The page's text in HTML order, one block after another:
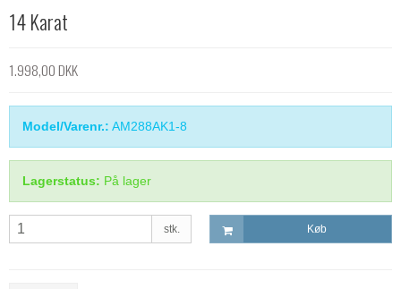
14 Karat
1.998,00 DKK
Model/Varenr.: AM288AK1-8
Lagerstatus: På lager
stk. Køb